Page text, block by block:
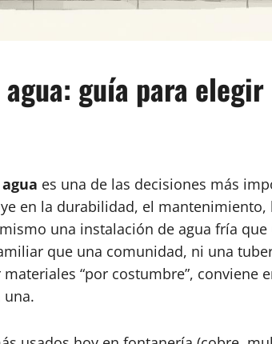
guía para
es una de las decisiones más
en la durabilidad, el mantenimiento,
una instalación de agua fría que
que una comunidad, ni una
“por costumbre”, conviene
una.